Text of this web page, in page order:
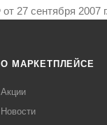
27 сентября 2007
О МАРКЕТПЛЕЙСЕ
Акции
Новости